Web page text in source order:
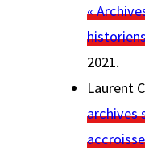
«
2021.
Laurent
archives